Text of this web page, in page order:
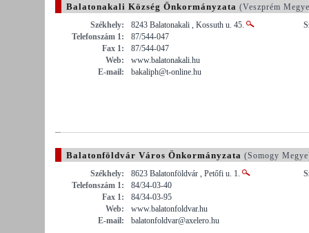
Balatonakali Község Önkormányzata (Veszprém
Székhely:
8243 Balatonakali , Kossuth u. 45.
Telefonszám 1:
87/544-047
Fax 1:
87/544-047
Web:
www.balatonakali.hu
E-mail:
bakaliph@t-online.hu
Balatonföldvár Város Önkormányzata (Somogy
Székhely:
8623 Balatonföldvár , Petőfi u. 1.
Telefonszám 1:
84/34-03-40
Fax 1:
84/34-03-95
Web:
www.balatonfoldvar.hu
E-mail:
balatonfoldvar@axelero.hu